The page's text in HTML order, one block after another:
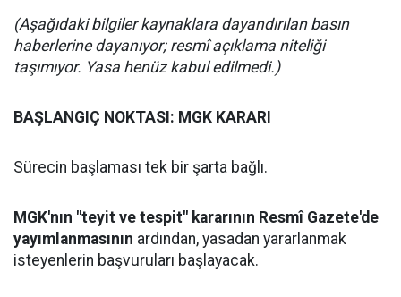
(Aşağıdaki bilgiler kaynaklara dayandırılan basın
haberlerine dayanıyor; resmî açıklama niteliği
taşımıyor. Yasa henüz kabul edilmedi.)
BAŞLANGIÇ NOKTASI: MGK KARARI
Sürecin başlaması tek bir şarta bağlı.
MGK'nın "teyit ve tespit" kararının Resmî Gazete'de
yayımlanmasının ardından, yasadan yararlanmak
isteyenlerin başvuruları başlayacak.